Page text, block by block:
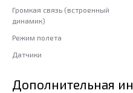
Громкая связь (встроенный
динамик)
Режим полета
Датчики
Дополнительная